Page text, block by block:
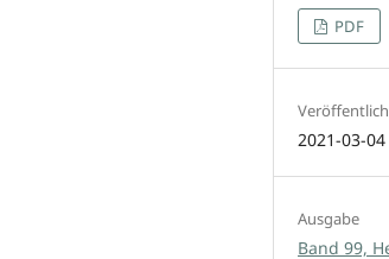
PDF
2021-03-04
Ausgabe
Band 99,